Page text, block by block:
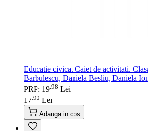
Educatie civica. Caiet de activitati.
Barbulescu, Daniela Besliu, Daniela
PRP: 19 98 Lei
17 90 Lei
Adauga in cos